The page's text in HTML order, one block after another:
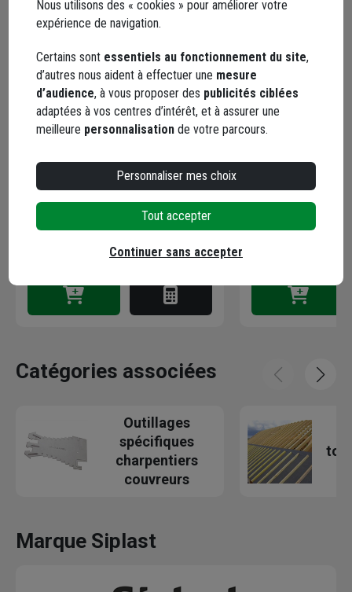
Membrane d'étanchéité en PVC-P
pour points singuliers en toiture
15,00 m - ép. 1,50 mm
432,80 €
dont
Choisir une agence pour vérifier le stock
Membrane
pour toiture
1,65 m x 20,00 m
939,23 €
éco-
Catégories associées
Outillages
spécifiques
charpentiers
couvreurs
Marque Siplast
Nous utilisons des « cookies » pour améliorer votre
expérience de navigation.
Certains sont essentiels au fonctionnement du site,
d’autres nous aident à effectuer une mesure
d’audience, à vous proposer des publicités ciblées
adaptées à vos centres d’intérêt, et à assurer une
meilleure personnalisation de votre parcours.
Personnaliser mes choix
Tout accepter
Continuer sans accepter